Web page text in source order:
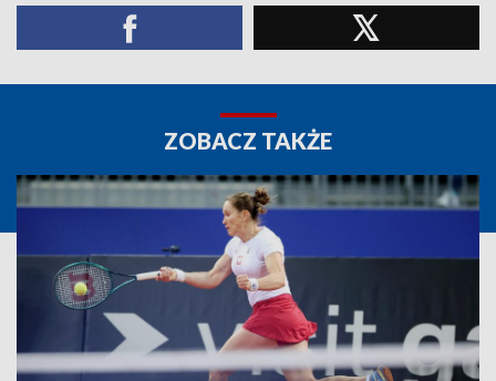
ZOBACZ TAKŻE